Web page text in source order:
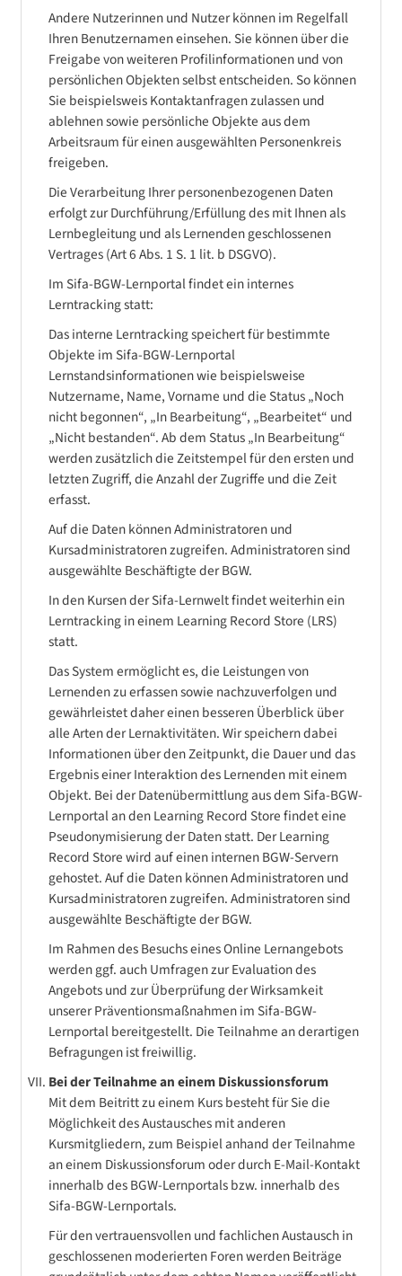
Andere Nutzerinnen und Nutzer können im Regelfall
Ihren Benutzernamen einsehen. Sie können über die
Freigabe von weiteren Profilinformationen und von
persönlichen Objekten selbst entscheiden. So können
Sie beispielsweis Kontaktanfragen zulassen und
ablehnen sowie persönliche Objekte aus dem
Arbeitsraum für einen ausgewählten Personenkreis
freigeben.
Die Verarbeitung Ihrer personenbezogenen Daten
erfolgt zur Durchführung/Erfüllung des mit Ihnen als
Lernbegleitung und als Lernenden geschlossenen
Vertrages (Art 6 Abs. 1 S. 1 lit. b DSGVO).
Im Sifa-BGW-Lernportal findet ein internes
Lerntracking statt:
Das interne Lerntracking speichert für bestimmte
Objekte im Sifa-BGW-Lernportal
Lernstandsinformationen wie beispielsweise
Nutzername, Name, Vorname und die Status „Noch
nicht begonnen“, „In Bearbeitung“, „Bearbeitet“ und
„Nicht bestanden“. Ab dem Status „In Bearbeitung“
werden zusätzlich die Zeitstempel für den ersten und
letzten Zugriff, die Anzahl der Zugriffe und die Zeit
erfasst.
Auf die Daten können Administratoren und
Kursadministratoren zugreifen. Administratoren sind
ausgewählte Beschäftigte der BGW.
In den Kursen der Sifa-Lernwelt findet weiterhin ein
Lerntracking in einem Learning Record Store (LRS)
statt.
Das System ermöglicht es, die Leistungen von
Lernenden zu erfassen sowie nachzuverfolgen und
gewährleistet daher einen besseren Überblick über
alle Arten der Lernaktivitäten. Wir speichern dabei
Informationen über den Zeitpunkt, die Dauer und das
Ergebnis einer Interaktion des Lernenden mit einem
Objekt. Bei der Datenübermittlung aus dem Sifa-BGW-
Lernportal an den Learning Record Store findet eine
Pseudonymisierung der Daten statt. Der Learning
Record Store wird auf einen internen BGW-Servern
gehostet. Auf die Daten können Administratoren und
Kursadministratoren zugreifen. Administratoren sind
ausgewählte Beschäftigte der BGW.
Im Rahmen des Besuchs eines Online Lernangebots
werden ggf. auch Umfragen zur Evaluation des
Angebots und zur Überprüfung der Wirksamkeit
unserer Präventionsmaßnahmen im Sifa-BGW-
Lernportal bereitgestellt. Die Teilnahme an derartigen
Befragungen ist freiwillig.
Bei der Teilnahme an einem Diskussionsforum
Mit dem Beitritt zu einem Kurs besteht für Sie die
Möglichkeit des Austausches mit anderen
Kursmitgliedern, zum Beispiel anhand der Teilnahme
an einem Diskussionsforum oder durch E-Mail-Kontakt
innerhalb des BGW-Lernportals bzw. innerhalb des
Sifa-BGW-Lernportals.
Für den vertrauensvollen und fachlichen Austausch in
geschlossenen moderierten Foren werden Beiträge